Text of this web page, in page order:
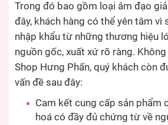
Trong đó bao gồm loại âm đạo
đây, khách hàng có thể yên tâm vì
nhập khẩu từ những thương hiệu
nguồn gốc, xuất xứ rõ ràng.
Shop Hưng Phấn, quý khách còn
vấn đề sau đây:
Cam kết cung cấp sản phẩm
hoá có đầy đủ chứng từ về